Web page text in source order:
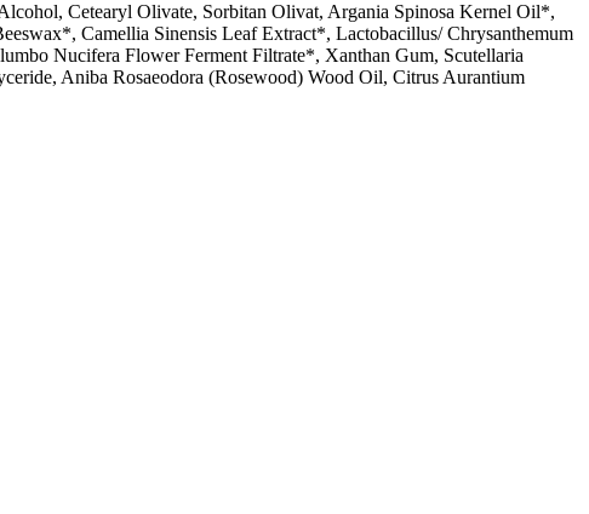
Cetearyl Olivate, Sorbitan Olivat, Argania Spinosa Kernel Oil*,
Camellia Sinensis Leaf Extract*, Lactobacillus/ Chrysanthemum
Nucifera Flower Ferment Filtrate*, Xanthan Gum, Scutellaria
Aniba Rosaeodora (Rosewood) Wood Oil, Citrus Aurantium